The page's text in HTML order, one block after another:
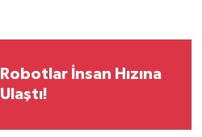
Robotlar İnsan Hızına
Ulaştı!